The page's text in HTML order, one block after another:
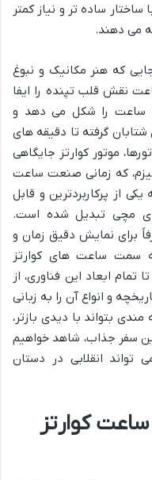
ساده تر و نیاز کمتر
می دهند.
که هنر مکانیک و نبوغ
نقش قلب تپنده را ایفا
ساعت را شکل می دهد و
شتابان گرفته تا دقیقه های
موتور کوارتز جایگاهی
که زمانی صنعت ساعت
از پرکاربردترین و قابل
مچی تبدیل شده است.
برای نمایش دقیق زمان و
سمت ساعت های کوارتز
ابعاد این فناوری، از
و انواع آن را به زبانی
بتواند با دیدی بازتر،
سفر جذاب، شاهد خواهیم
انقلابی در دستان
کوارتز